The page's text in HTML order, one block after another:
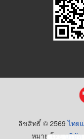
ลิขสิทธิ์ © 2569ไทย
หมาย โดยบริษัท